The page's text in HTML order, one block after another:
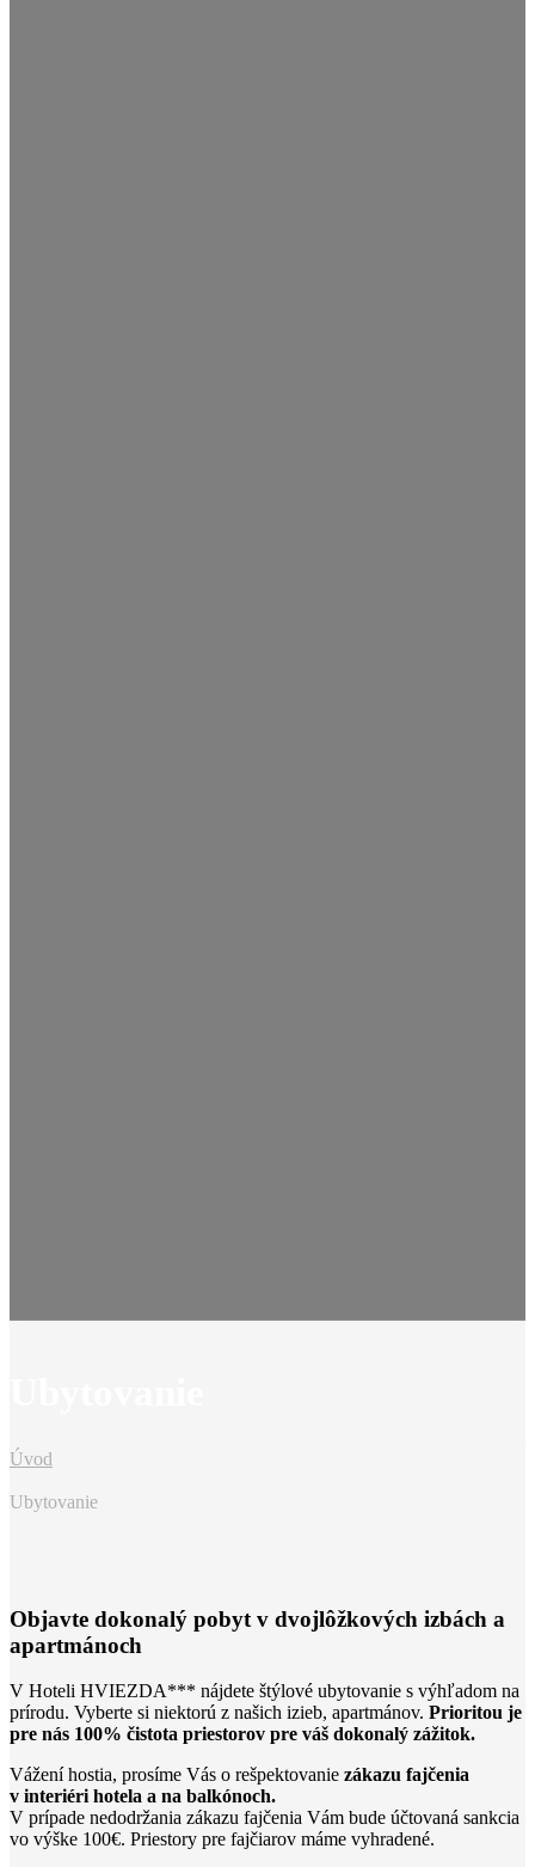
Úvod
Ubytovanie
Objavte dokonalý pobyt v dvojlôžkových izbách a
apartmánoch
V Hoteli HVIEZDA*** nájdete štýlové ubytovanie s výhľadom na
prírodu. Vyberte si niektorú z našich izieb, apartmánov. Prioritou je
pre nás 100% čistota priestorov pre váš dokonalý zážitok.
Vážení hostia, prosíme Vás o rešpektovanie zákazu fajčenia
v interiéri hotela a na balkónoch.
V prípade nedodržania zákazu fajčenia Vám bude účtovaná sankcia
vo výške 100€. Priestory pre fajčiarov máme vyhradené.